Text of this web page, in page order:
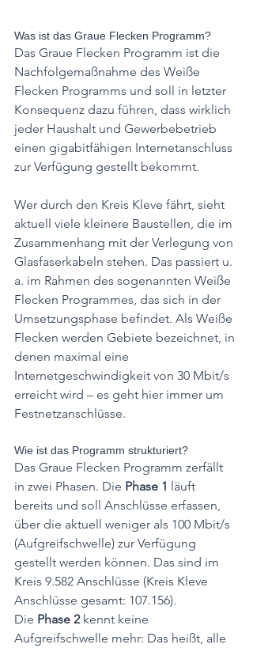
Was ist das Graue Flecken Programm?
Das Graue Flecken Programm ist die
Nachfolgemaßnahme des Weiße
Flecken Programms und soll in letzter
Konsequenz dazu führen, dass wirklich
jeder Haushalt und Gewerbebetrieb
einen gigabitfähigen Internetanschluss
zur Verfügung gestellt bekommt.
Wer durch den Kreis Kleve fährt, sieht
aktuell viele kleinere Baustellen, die im
Zusammenhang mit der Verlegung von
Glasfaserkabeln stehen. Das passiert u.
a. im Rahmen des sogenannten Weiße
Flecken Programmes, das sich in der
Umsetzungsphase befindet. Als Weiße
Flecken werden Gebiete bezeichnet, in
denen maximal eine
Internetgeschwindigkeit von 30 Mbit/s
erreicht wird – es geht hier immer um
Festnetzanschlüsse.
Wie ist das Programm strukturiert?
Das Graue Flecken Programm zerfällt
in zwei Phasen. Die Phase 1 läuft
bereits und soll Anschlüsse erfassen,
über die aktuell weniger als 100 Mbit/s
(Aufgreifschwelle) zur Verfügung
gestellt werden können. Das sind im
Kreis 9.582 Anschlüsse (Kreis Kleve
Anschlüsse gesamt: 107.156).
Die Phase 2 kennt keine
Aufgreifschwelle mehr: Das heißt, alle